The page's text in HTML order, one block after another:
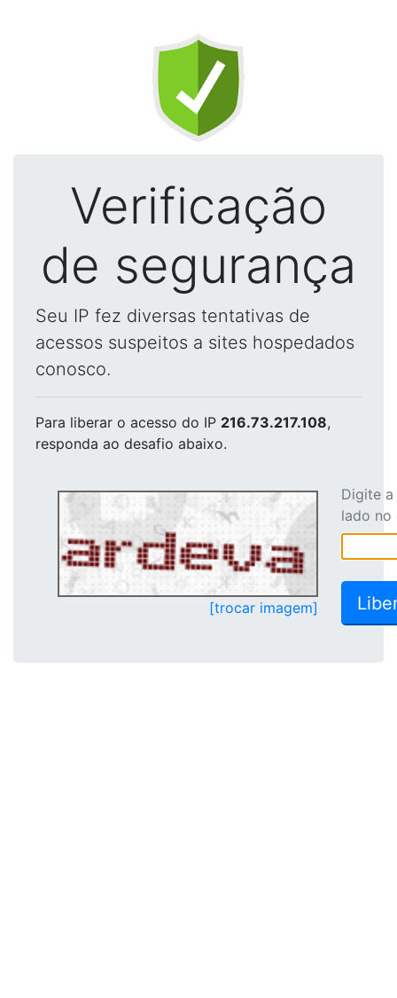
Verificação
de segurança
Seu IP fez diversas tentativas de
acessos suspeitos a sites hospedados
conosco.
Para liberar o acesso do IP 216.73.217.108,
responda ao desafio abaixo.
[trocar imagem]
Digite
lado no